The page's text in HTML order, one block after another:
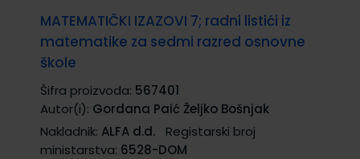
MATEMATIČKI IZAZOVI 7; radni listići iz
matematike za sedmi razred osnovne
škole
Šifra proizvoda: 567401
Autor(i): Gordana Paić Željko Bošnjak
Nakladnik: ALFA d.d.
Registarski broj
ministarstva: 6528-DOM